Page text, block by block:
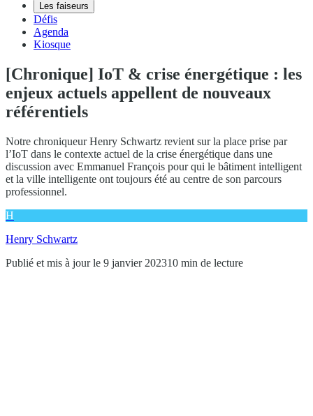
Les faiseurs
Défis
Agenda
Kiosque
[Chronique] IoT & crise énergétique : les
enjeux actuels appellent de nouveaux
référentiels
Notre chroniqueur Henry Schwartz revient sur la place prise par
l’IoT dans le contexte actuel de la crise énergétique dans une
discussion avec Emmanuel François pour qui le bâtiment intelligent
et la ville intelligente ont toujours été au centre de son parcours
professionnel.
H
Henry Schwartz
Publié et mis à jour le 9 janvier 202310 min de lecture